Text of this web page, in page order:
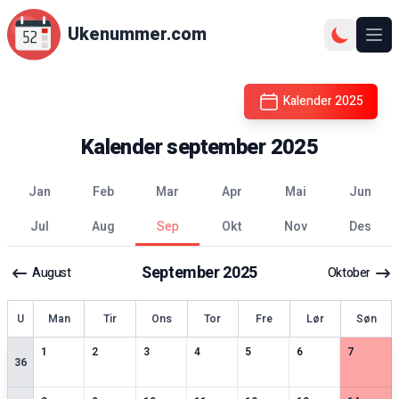
Ukenummer.com
Kalender2025
Kalenderseptember2025
jan feb mar apr mai
jun
jul
aug sep okt nov des
August September2025 Oktober
Uke Man Tir Ons Tor Fre Lør Søn
36
13 spesielle datoer
2
3spesielle datoer
3
2spesielle datoer
4
3spesielle datoer
5
2spesielle datoer
6
2spesielle datoer
7
3